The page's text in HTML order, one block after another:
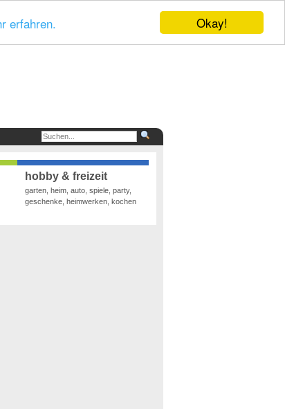
Okay!
erfahren.
hobby & freizeit
garten, heim, auto, spiele, party,
geschenke, heimwerken, kochen